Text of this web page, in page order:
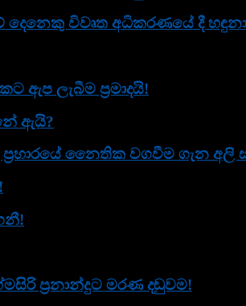
දෙනෙකු විවෘත අධි­ක­ර­ණ­යේ දී
ඇප ලැබීම ප්‍රමාදයි!
ඇයි?
නෛතික වගවීම ගැන අලි
ප්‍රනාන්දුට මරණ දඬුවම!